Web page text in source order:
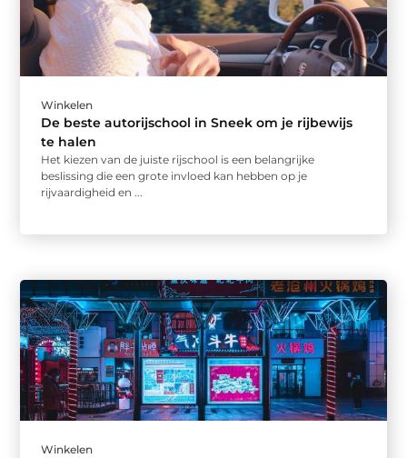
Winkelen
De beste autorijschool in Sneek om je rijbewijs
te halen
Het kiezen van de juiste rijschool is een belangrijke
beslissing die een grote invloed kan hebben op je
rijvaardigheid en ...
Winkelen